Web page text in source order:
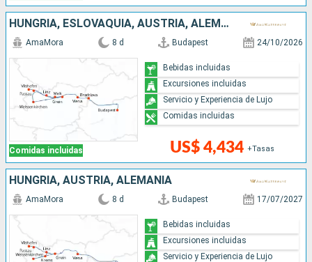
HUNGRÍA, ESLOVAQUIA, AUSTRIA, ALEMANIA
Comidas incluidas
AmaMora 8 d Budapest 24/10/2026
US$ 4,434 +Tasas
Bebidas incluidas
Excursiones incluidas
Servicio y Experiencia de Lujo
Comidas incluidas
HUNGRÍA, AUSTRIA, ALEMANIA
AmaMora 8 d Budapest 17/07/2027
Bebidas incluidas
Excursiones incluidas
Servicio y Experiencia de Lujo